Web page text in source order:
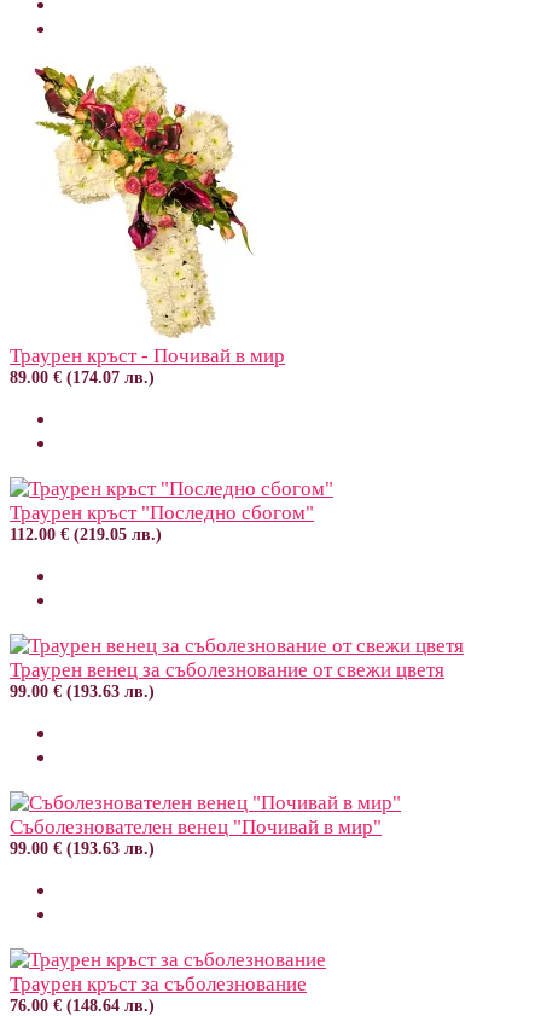
Траурен кръст - Почивай в мир
89.00 € (174.07 лв.)
Траурен кръст "Последно сбогом"
112.00 € (219.05 лв.)
Траурен венец за съболезнование от свежи цветя
99.00 € (193.63 лв.)
Съболезнователен венец "Почивай в мир"
99.00 € (193.63 лв.)
Траурен кръст за съболезнование
76.00 € (148.64 лв.)